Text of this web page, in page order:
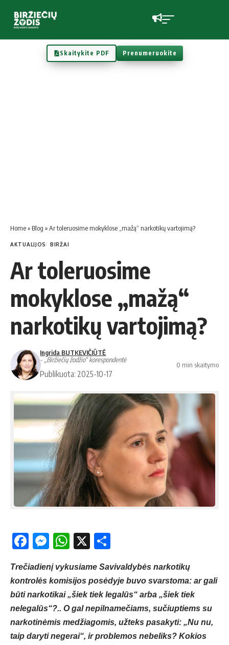
Skaitykite PDF Prenumeruokite
Home» Blog »Ar toleruosime mokyklose „mažą“ narkotikų vartojimą?
AKTUALIJOS BIRŽAI
Ar toleruosime
mokyklose „mažą“
narkotikų vartojimą?
Ingrida BUTKEVIČIŪTĖ
- „Biržiečių žodžio“ korespondentė
Publikuota: 2025-10-17
0 min skaitymo
Facebook
Messenger
WhatsApp
X
Trečiadienį vykusiame Savivaldybės narkotikų
kontrolės komisijos posėdyje buvo svarstoma: ar gali
būti narkotikai „šiek tiek legalūs“ arba „šiek tiek
nelegalūs“?.. O gal nepilnamečiams, sučiuptiems su
narkotinėmis medžiagomis, užteks pasakyti: „Nu nu,
taip daryti negerai“, ir problemos nebeliks? Kokios